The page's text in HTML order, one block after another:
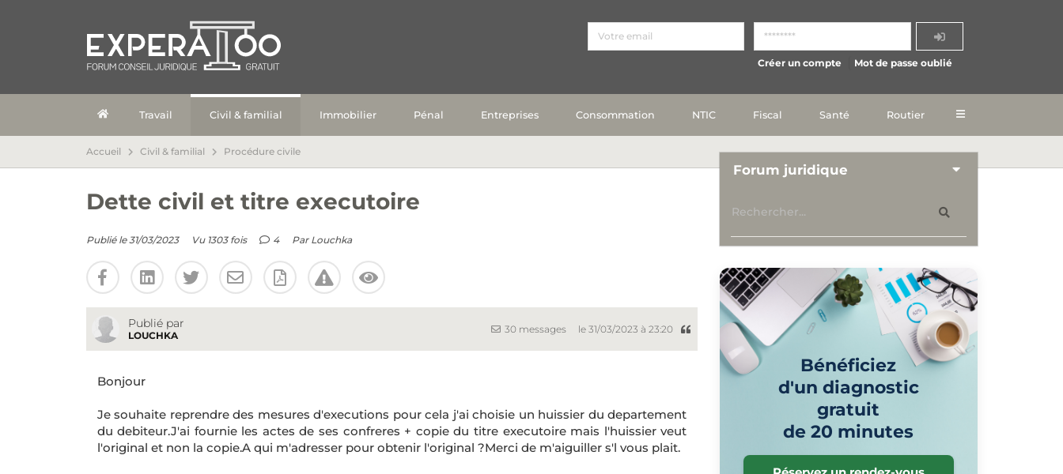
Créer un compte Mot de passe oublié
Travail Civil & familial Immobilier Pénal Entreprises Consommation NTIC Fiscal Santé Routier
Accueil Civil & familial Procédure civile
Dette civil et titre executoire
Publié le 31/03/2023 Vu 1303 fois 4 Par Louchka
Publié par
LOUCHKA
30 messages le 31/03/2023 à 23:20
Bonjour
Je souhaite reprendre des mesures d'executions pour cela j'ai choisie un huissier du departement
du debiteur.J'ai fournie les actes de ses confreres + copie du titre executoire mais l'huissier veut
l'original et non la copie.A qui m'adresser pour obtenir l'original ?Merci de m'aiguiller s'l vous plait.
Forum juridique
Bénéficiez
d'un diagnostic
gratuit
de 20 minutes